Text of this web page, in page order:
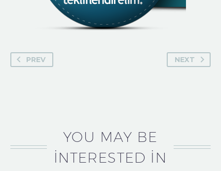
PREV NEXT
YOU MAY BE
INTERESTED IN